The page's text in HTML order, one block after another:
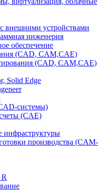
внешними устройствами
инженерия
обеспечение
(CAD, CAM,CAE)
(CAD, CAM,CAE)
Solid Edge
системы)
(CAE)
инфраструктуры
производства (CAM-